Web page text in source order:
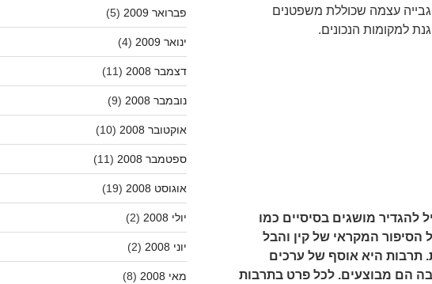
עצמה שכוללת משפטנים
למקומות הנכונים.
מושגים בסיסיים כמו
הסיפור המקראי של קין והבל
תרבות היא אוסף של ערכים
הם מבוצעים. לכל פרט בתרבות
פברואר 2009 (5)
ינואר 2009 (4)
דצמבר 2008 (11)
נובמבר 2008 (9)
אוקטובר 2008 (10)
ספטמבר 2008 (11)
אוגוסט 2008 (19)
יולי 2008 (2)
יוני 2008 (2)
מאי 2008 (8)